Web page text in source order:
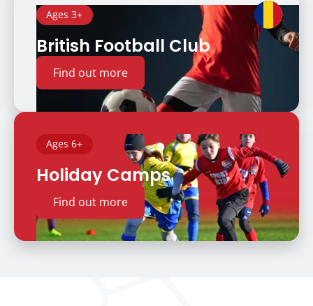
Ages 3+
British Football Club
Find out more
Ages 6+
Holiday Camps
Find out more